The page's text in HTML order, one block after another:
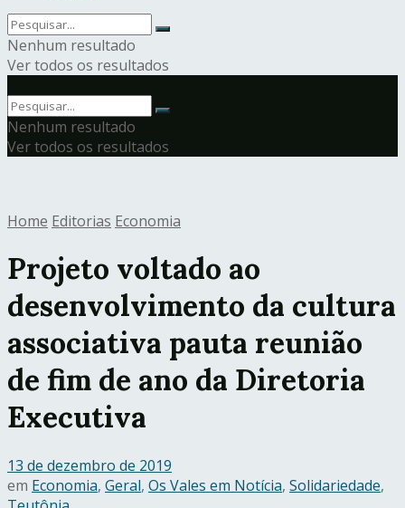
Nenhum resultado
Ver todos os resultados
Nenhum resultado
Ver todos os resultados
Home Editorias Economia
Projeto voltado ao
desenvolvimento da cultura
associativa pauta reunião
de fim de ano da Diretoria
Executiva
13 de dezembro de 2019
em Economia, Geral, Os Vales em Notícia, Solidariedade,